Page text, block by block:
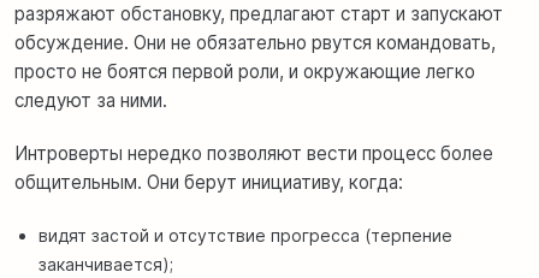
разряжают обстановку, предлагают старт и запускают
обсуждение. Они не обязательно рвутся командовать,
просто не боятся первой роли, и окружающие легко
следуют за ними.
Интроверты нередко позволяют вести процесс более
общительным. Они берут инициативу, когда:
видят застой и отсутствие прогресса (терпение
заканчивается);